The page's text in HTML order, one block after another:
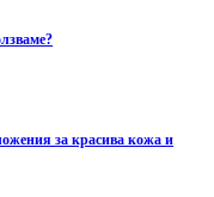
за красива кожа и